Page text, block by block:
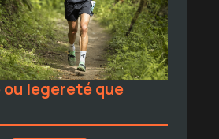
legereté que